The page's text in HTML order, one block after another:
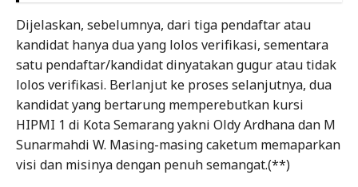
Dijelaskan, sebelumnya, dari tiga pendaftar atau
kandidat hanya dua yang lolos verifikasi, sementara
satu pendaftar/kandidat dinyatakan gugur atau tidak
lolos verifikasi. Berlanjut ke proses selanjutnya, dua
kandidat yang bertarung memperebutkan kursi
HIPMI 1 di Kota Semarang yakni Oldy Ardhana dan M
Sunarmahdi W. Masing-masing caketum memaparkan
visi dan misinya dengan penuh semangat.(**)